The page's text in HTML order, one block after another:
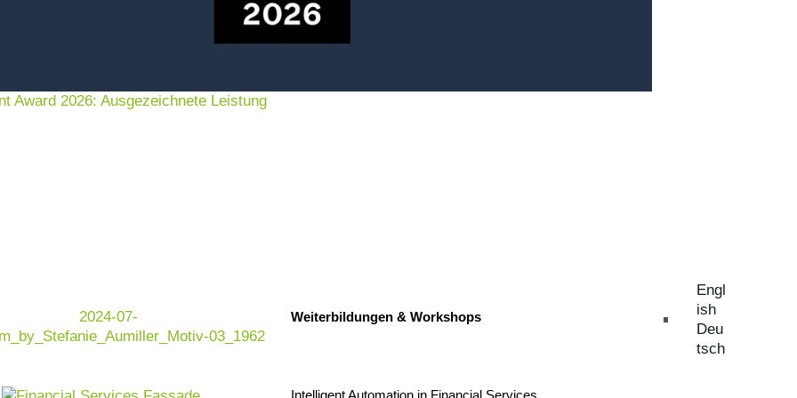
Award 2026: Ausgezeichnete Leistung
Weiterbildungen & Workshops
Engl
ish
Deu
tsch
(MBSE) Consulting als
Elektronik effizient zu beherrschen.
und Test, hohe regulatorische Anforderungen